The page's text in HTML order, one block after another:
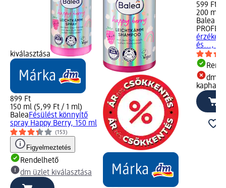
kiválasztása
899 Ft
150 ml (5,99 Ft / 1 ml)
BaleaFésülést könnyítő
spray Happy Berry, 150 ml
(153)
Figyelmeztetés
Rendelhető
dm üzlet kiválasztása
599 Ft
200 ml
Balea
és...,
dm
kapható